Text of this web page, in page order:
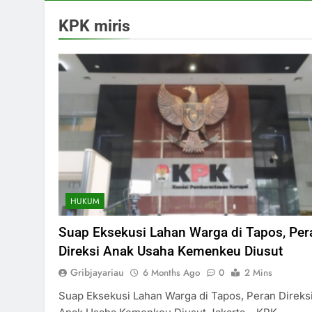
KPK miris
HUKUM
Suap Eksekusi Lahan Warga di Tapos,
Direksi Anak Usaha Kemenkeu Diusut
Gribjayariau 6 Months Ago 0
2 Mins
Suap Eksekusi Lahan Warga di Tapos, Peran